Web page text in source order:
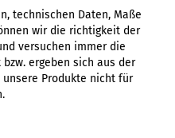
technischen Daten, Maße
wir die richtigkeit der
versuchen immer die
ergeben sich aus der
Produkte nicht für